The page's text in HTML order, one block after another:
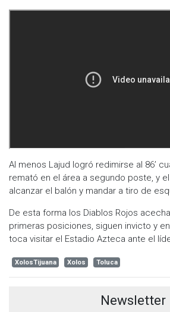
Al menos Lajud logró redimirse al 86’
remató en el área a segundo poste, y
alcanzar el balón y mandar a tiro de
De esta forma los Diablos Rojos
primeras posiciones, siguen invicto y
toca visitar el Estadio Azteca ante el
XolosTijuana Xolos Toluca
Newsletter